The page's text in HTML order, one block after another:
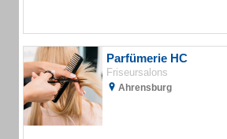
Parfümerie HC
Friseursalons
Ahrensburg